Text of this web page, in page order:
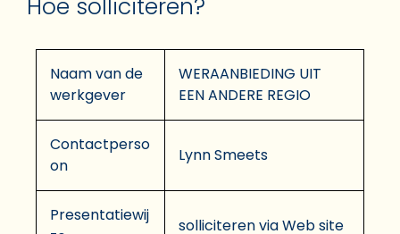
Hoe solliciteren?
Naam van de
werkgever
WERAANBIEDING UIT
EEN ANDERE REGIO
Contactperso
on
Lynn Smeets
Presentatiewij
solliciteren via Web site